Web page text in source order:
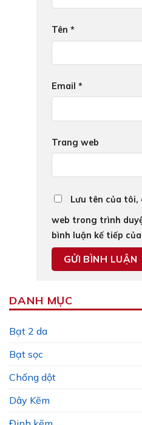
Tên *
Email *
Trang web
Lưu tên của
web trong trình
bình luận kế tiếp
DANH MỤC
Bạt 2 da
Bạt sọc
Chống dột
Dây Kẽm